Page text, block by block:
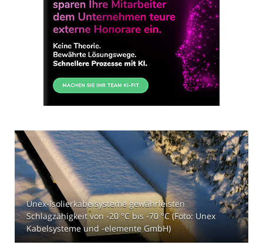
Unex-Isolierkabelsysteme gewährleisten
Schlagzähigkeit von -20 °C bis -70 °C (Foto: Unex
Kabelsysteme und -elemente GmbH)